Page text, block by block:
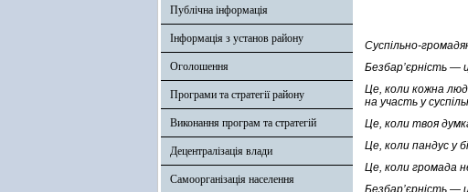
Публічна інформація
Інформація з установ району
Оголошення
Програми та стратегії району
Виконання програм та стратегій
Децентралізація влади
Самоорганізація населення
Суспільно-
Безбар’єрність —
Це, коли кожна
на участь у
Це, коли твоя
Це, коли пандус у
Це, коли громада
Безбар’єрність —